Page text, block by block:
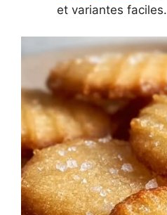
et variantes faciles.